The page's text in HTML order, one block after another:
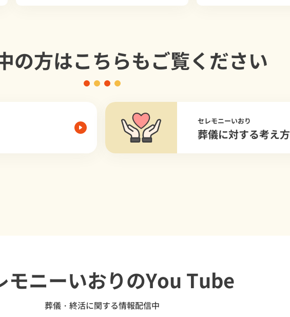
の方はこちらもご覧ください
セレモニーいおり
葬儀に対する考え方
モニーいおりのYou Tube
葬儀・終活に関する情報配信中